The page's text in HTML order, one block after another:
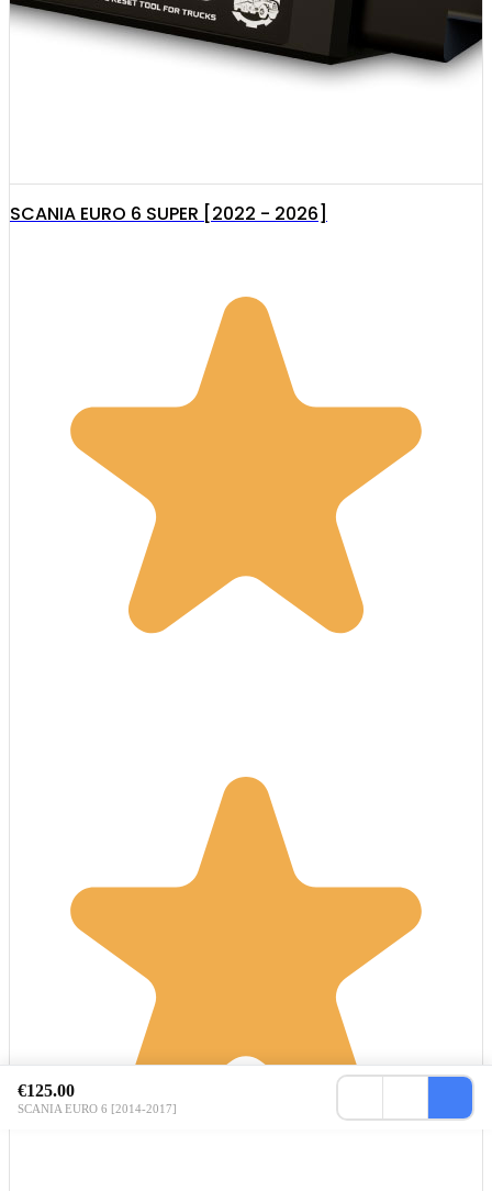
SCANIA EURO 6 SUPER [2022 - 2026]
€125.00
SCANIA EURO 6 [2014-2017]